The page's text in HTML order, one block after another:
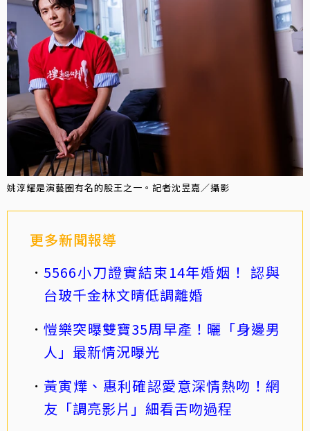
姚淳耀是演藝圈有名的股王之一。記者沈昱嘉／攝影
更多新聞報導
5566小刀證實結束14年婚姻！ 認與
台玻千金林文晴低調離婚
愷樂突曝雙寶35周早產！曬「身邊男
人」最新情況曝光
黃寅燁、惠利確認愛意深情熱吻！網
友「調亮影片」細看舌吻過程